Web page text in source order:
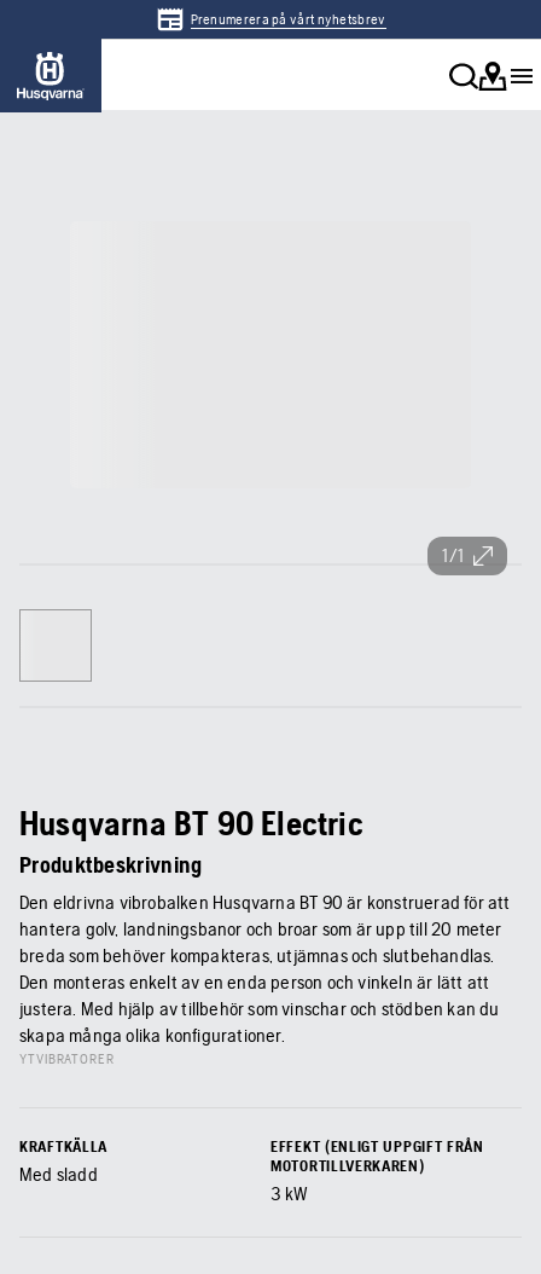
Prenumerera på vårt nyhetsbrev
1/1
Husqvarna BT 90 Electric
Produktbeskrivning
Den eldrivna vibrobalken Husqvarna BT 90 är konstruerad för att
hantera golv, landningsbanor och broar som är upp till 20 meter
breda som behöver kompakteras, utjämnas och slutbehandlas.
Den monteras enkelt av en enda person och vinkeln är lätt att
justera. Med hjälp av tillbehör som vinschar och stödben kan du
skapa många olika konfigurationer.
YTVIBRATORER
KRAFTKÄLLA
Med sladd
EFFEKT (ENLIGT UPPGIFT FRÅN
MOTORTILLVERKAREN)
3 kW